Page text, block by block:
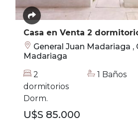
Casa en Venta 2
General Juan Madariaga ,
Madariaga
2
dormitorios
Dorm.
1 Baños
U$S 85.000